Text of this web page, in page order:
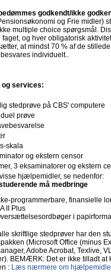
godkendt/ikke
og Frie midler)
multiple choice spørgsmål.
og hver obligatorisk
at mindst 70 % af de
individuelt..
og services:
stedprøve på CBS' computere
prøve
skala
og ekstern censor
3 eksaminatorer og ekstern
hjælpemidler, se nedenfor:
må medbringe
programmerbare, finansielle
II Plus
i
skriftlige stedprøver har den
(Microsoft Office (minus
Adobe Acrobat, Texlive,
BEMÆRK: Det er ikke tilladt
: Læs nærmere om